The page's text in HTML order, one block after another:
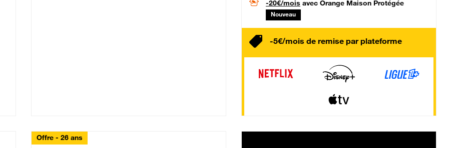
-20€/mois avec Orange Maison Protégée
Nouveau
-5€/mois de remise par plateforme
Offre - 26 ans